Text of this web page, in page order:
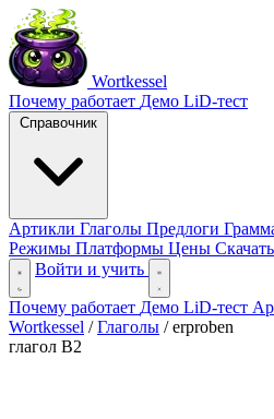
Wortkessel
Почему работает Демо LiD-тест
Справочник
Артикли Глаголы Предлоги
Режимы Платформы Цены Скачать
Войти и учить
Почему работает Демо LiD-тест
Wortkessel / Глаголы / erproben
глагол B2